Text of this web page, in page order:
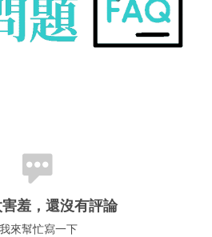
羞，還沒有評論
我來幫忙寫一下